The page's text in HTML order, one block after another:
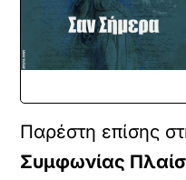
Παρέστη επίσης
Συμφωνίας